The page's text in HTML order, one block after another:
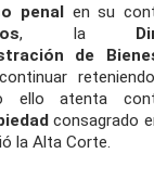
penalen su
, la
de
ello atenta
consagrado
la Alta Corte.